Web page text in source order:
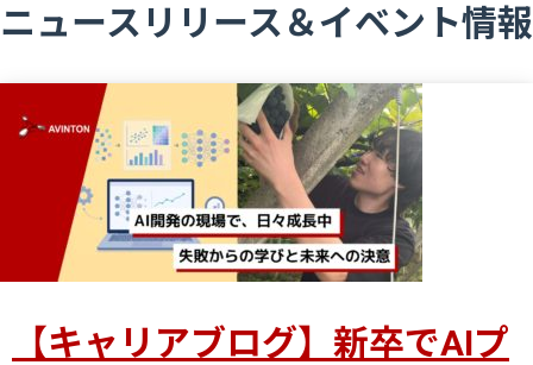
ニュースリリース＆イベント情報
【キャリアブログ】新卒でAIプ